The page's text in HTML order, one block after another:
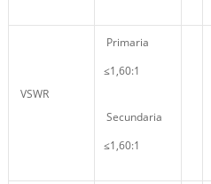
VSWR
Primaria
≤1,60:1
Secundaria
≤1,60:1